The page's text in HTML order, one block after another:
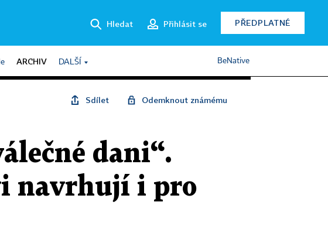
Hledat Přihlásit se PŘEDPLATNÉ
ARCHIV DALŠÍ BeNative
Sdílet Odemknout známému
dani“.
navrhují i pro